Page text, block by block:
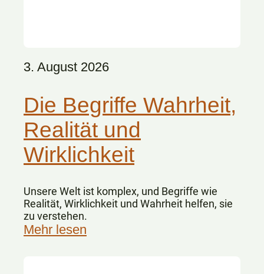
3. August 2026
Die Begriffe Wahrheit,
Realität und
Wirklichkeit
Unsere Welt ist komplex, und Begriffe wie
Realität, Wirklichkeit und Wahrheit helfen, sie
zu verstehen.
Mehr lesen